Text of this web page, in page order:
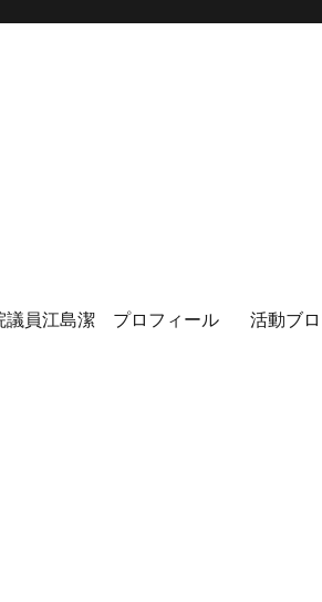
議員江島潔 プロフィール 活動ブ